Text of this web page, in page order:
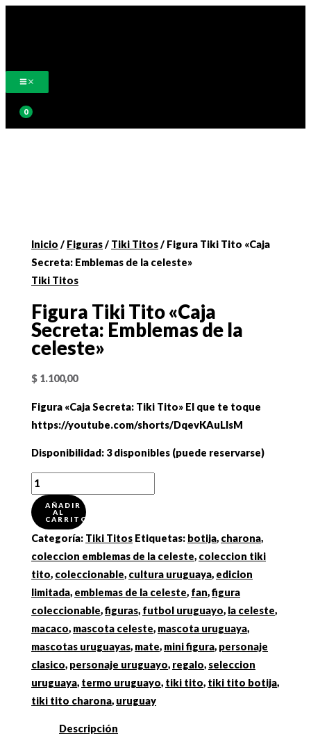
Inicio / Figuras/ Tiki Titos/ Figura Tiki Tito «Caja
Secreta: Emblemas de la celeste»
Tiki Titos
Figura Tiki Tito «Caja
Secreta: Emblemas de la
celeste»
$ 1.100,00
Figura «Caja Secreta: Tiki Tito» El que te toque
https://youtube.com/shorts/DqevKAuLlsM
Disponibilidad: 3 disponibles (puede reservarse)
Figura
Tiki
Tito
"Caja
Secreta:
Emblemas
de
la
celeste"
cantidad
AÑADIR
AL
CARRITO
Categoría: Tiki Titos Etiquetas: botija, charona,
coleccion emblemas de la celeste, coleccion tiki
tito, coleccionable, cultura uruguaya, edicion
limitada, emblemas de la celeste, fan,figura
coleccionable,figuras, futbol uruguayo, la celeste,
macaco, mascota celeste, mascota uruguaya,
mascotas uruguayas, mate, mini figura, personaje
clasico, personaje uruguayo, regalo, seleccion
uruguaya, termo uruguayo, tiki tito, tiki tito botija,
tiki tito charona, uruguay
Descripción